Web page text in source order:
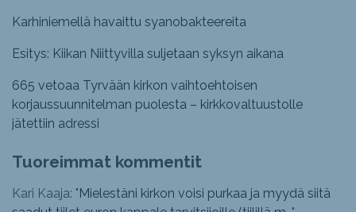
Karhiniemellä havaittu syanobakteereita
Esitys: Kiikan Niittyvilla suljetaan syksyn aikana
665 vetoaa Tyrvään kirkon vaihtoehtoisen
korjaussuunnitelman puolesta – kirkkovaltuustolle
jätettiin adressi
Tuoreimmat kommentit
Kari Kaaja: "Mielestäni kirkon voisi purkaa ja myydä siitä